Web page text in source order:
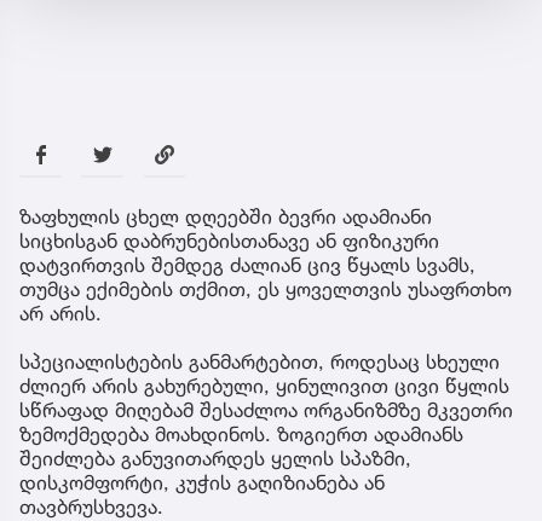
ზაფხულის ცხელ დღეებში ბევრი ადამიანი
სიცხისგან დაბრუნებისთანავე ან ფიზიკური
დატვირთვის შემდეგ ძალიან ცივ წყალს სვამს,
თუმცა ექიმების თქმით, ეს ყოველთვის უსაფრთხო
არ არის.
სპეციალისტების განმარტებით, როდესაც სხეული
ძლიერ არის გახურებული, ყინულივით ცივი წყლის
სწრაფად მიღებამ შესაძლოა ორგანიზმზე მკვეთრი
ზემოქმედება მოახდინოს. ზოგიერთ ადამიანს
შეიძლება განუვითარდეს ყელის სპაზმი,
დისკომფორტი, კუჭის გაღიზიანება ან
თავბრუსხვევა.